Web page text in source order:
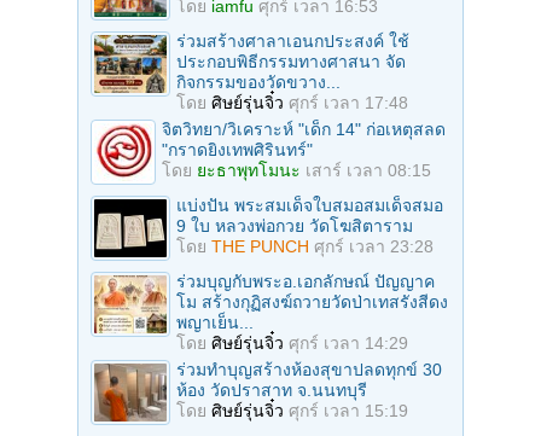
โดย iamfu ศุกร์ เวลา 16:53
ร่วมสร้างศาลาเอนกประสงค์ ใช้
ประกอบพิธีกรรมทางศาสนา จัด
กิจกรรมของวัดขวาง...
โดย ศิษย์รุ่นจิ๋ว ศุกร์ เวลา 17:48
จิตวิทยา/วิเคราะห์ "เด็ก 14" ก่อเหตุสลด
"กราดยิงเทพศิรินทร์"
โดย ยะธาพุทโมนะ เสาร์ เวลา 08:15
แบ่งปัน พระสมเด็จใบสมอสมเด็จสมอ
9 ใบ หลวงพ่อกวย วัดโฆสิตาราม
โดย THE PUNCH ศุกร์ เวลา 23:28
ร่วมบุญกับพระอ.เอกลักษณ์ ปัญญาค
โม สร้างกุฏิสงฆ์ถวายวัดป่าเทสรังสีดง
พญาเย็น...
โดย ศิษย์รุ่นจิ๋ว ศุกร์ เวลา 14:29
ร่วมทําบุญสร้างห้องสุขาปลดทุกข์ 30
ห้อง วัดปราสาท จ.นนทบุรี
โดย ศิษย์รุ่นจิ๋ว ศุกร์ เวลา 15:19